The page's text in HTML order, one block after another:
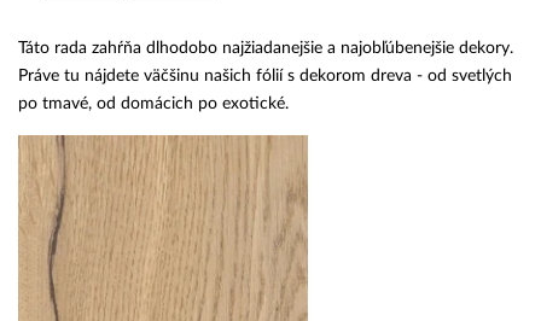
Táto rada zahŕňa dlhodobo najžiadanejšie a najobľúbenejšie dekory.
Práve tu nájdete väčšinu našich fólií s dekorom dreva - od svetlých
po tmavé, od domácich po exotické.